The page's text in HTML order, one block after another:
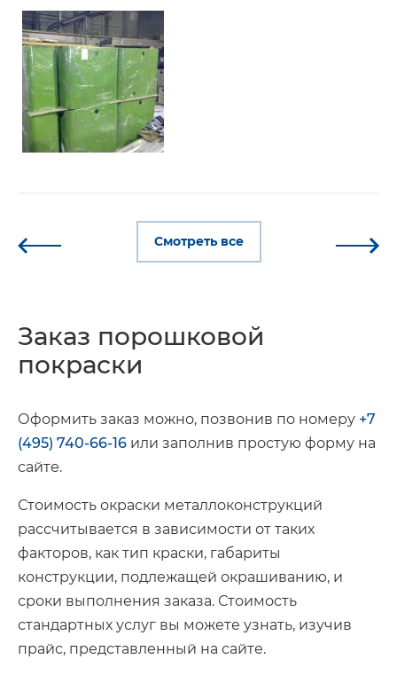
Смотреть все
Заказ порошковой
покраски
Оформить заказ можно, позвонив по номеру +7
(495) 740-66-16 или заполнив простую форму на
сайте.
Стоимость окраски металлоконструкций
рассчитывается в зависимости от таких
факторов, как тип краски, габариты
конструкции, подлежащей окрашиванию, и
сроки выполнения заказа. Стоимость
стандартных услуг вы можете узнать, изучив
прайс, представленный на сайте.